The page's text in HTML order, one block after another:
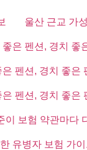
울산 근교 가
은 펜션, 경치 좋
펜션, 경치 좋은
펜션, 경치 좋은
이 보험 약관마
유병자 보험 가